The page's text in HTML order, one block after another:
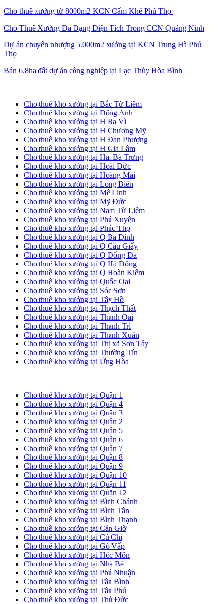
Cho thuê xưởng từ 8000m2 KCN Cẩm Khê Phú Thọ
Cho Thuê Xưởng Đa Dạng Diện Tích Trong CCN Quảng Ninh
Dự án chuyển nhượng 5.000m2 xưởng tại KCN Trung Hà Phú
Thọ
Bán 6.8ha đất dự án công nghiệp tại Lạc Thủy Hòa Bình
Cho thuê kho xưởng tại Bắc Từ Liêm
Cho thuê kho xưởng tại Đông Anh
Cho thuê kho xưởng tại H Ba Vì
Cho thuê kho xưởng tại H Chương Mỹ
Cho thuê kho xưởng tại H Đan Phượng
Cho thuê kho xưởng tại H Gia Lâm
Cho thuê kho xưởng tại Hai Bà Trưng
Cho thuê kho xưởng tại Hoài Đức
Cho thuê kho xưởng tại Hoàng Mai
Cho thuê kho xưởng tại Long Biên
Cho thuê kho xưởng tại Mê Linh
Cho thuê kho xưởng tại Mỹ Đức
Cho thuê kho xưởng tại Nam Từ Liêm
Cho thuê kho xưởng tại Phú Xuyên
Cho thuê kho xưởng tại Phúc Thọ
Cho thuê kho xưởng tại Q Ba Đình
Cho thuê kho xưởng tại Q Cầu Giấy
Cho thuê kho xưởng tại Q Đống Đa
Cho thuê kho xưởng tại Q Hà Đông
Cho thuê kho xưởng tại Q Hoàn Kiếm
Cho thuê kho xưởng tại Quốc Oai
Cho thuê kho xưởng tại Sóc Sơn
Cho thuê kho xưởng tại Tây Hồ
Cho thuê kho xưởng tại Thạch Thất
Cho thuê kho xưởng tại Thanh Oai
Cho thuê kho xưởng tại Thanh Trì
Cho thuê kho xưởng tại Thanh Xuân
Cho thuê kho xưởng tại Thị xã Sơn Tây
Cho thuê kho xưởng tại Thường Tín
Cho thuê kho xưởng tại Ứng Hòa
Cho thuê kho xưởng tại Quận 1
Cho thuê kho xưởng tại Quận 4
Cho thuê kho xưởng tại Quận 3
Cho thuê kho xưởng tại Quận 2
Cho thuê kho xưởng tại Quận 5
Cho thuê kho xưởng tại Quận 6
Cho thuê kho xưởng tại Quận 7
Cho thuê kho xưởng tại Quận 8
Cho thuê kho xưởng tại Quận 9
Cho thuê kho xưởng tại Quận 10
Cho thuê kho xưởng tại Quận 11
Cho thuê kho xưởng tại Quận 12
Cho thuê kho xưởng tại Bình Chánh
Cho thuê kho xưởng tại Bình Tân
Cho thuê kho xưởng tại Bình Thạnh
Cho thuê kho xưởng tại Cần Giờ
Cho thuê kho xưởng tại Củ Chi
Cho thuê kho xưởng tại Gò Vấp
Cho thuê kho xưởng tại Hóc Môn
Cho thuê kho xưởng tại Nhà Bè
Cho thuê kho xưởng tại Phú Nhuận
Cho thuê kho xưởng tại Tân Bình
Cho thuê kho xưởng tại Tân Phú
Cho thuê kho xưởng tại Thủ Đức